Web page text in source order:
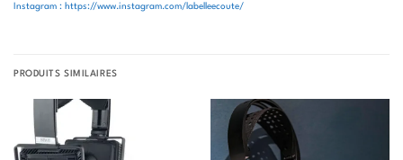
Instagram : https://www.instagram.com/labelleecoute/
PRODUITS SIMILAIRES